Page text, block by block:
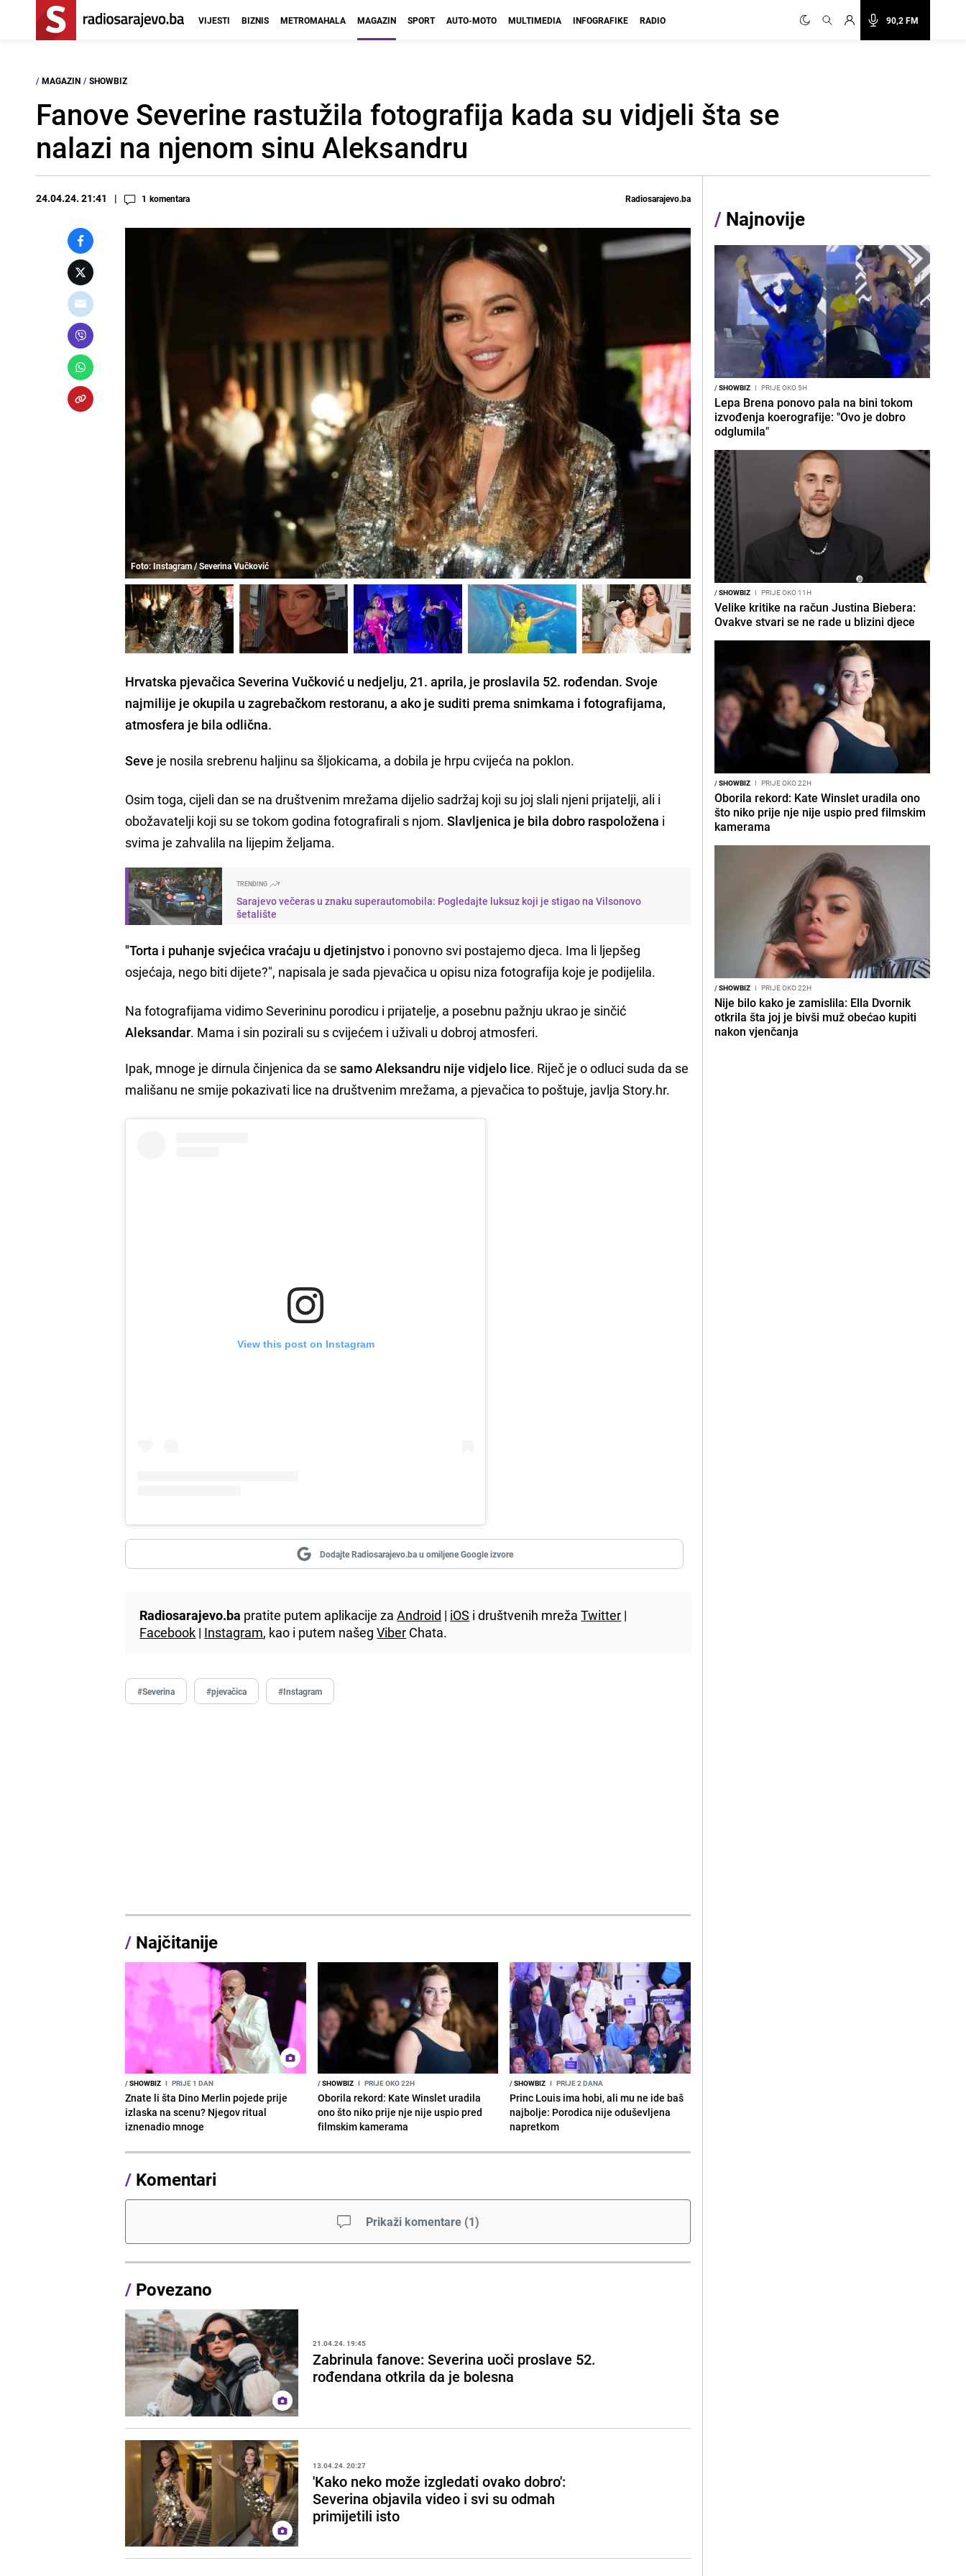
90,2 FM
VIJESTI BIZNIS METROMAHALA MAGAZIN SPORT AUTO-MOTO MULTIMEDIA INFOGRAFIKE RADIO
/ MAGAZIN / SHOWBIZ
Fanove Severine rastužila fotografija kada su vidjeli šta se
nalazi na njenom sinu Aleksandru
24.04.24. 21:41 1 komentara Radiosarajevo.ba
Foto: Instagram / Severina Vučković
Hrvatska pjevačica Severina Vučković u nedjelju, 21. aprila, je proslavila 52. rođendan. Svoje
najmilije je okupila u zagrebačkom restoranu, a ako je suditi prema snimkama i fotografijama,
atmosfera je bila odlična.
Seve je nosila srebrenu haljinu sa šljokicama, a dobila je hrpu cvijeća na poklon.
Osim toga, cijeli dan se na društvenim mrežama dijelio sadržaj koji su joj slali njeni prijatelji, ali i
obožavatelji koji su se tokom godina fotografirali s njom.Slavljenica je bila dobro raspoložena i
svima je zahvalila na lijepim željama.
TRENDING
Sarajevo večeras u znaku superautomobila: Pogledajte luksuz koji je stigao na Vilsonovo
šetalište
"Torta i puhanje svjećica vraćaju u djetinjstvo i ponovno svi postajemo djeca. Ima li ljepšeg
osjećaja, nego biti dijete?", napisala je sada pjevačica u opisu niza fotografija koje je podijelila.
Na fotografijama vidimo Severininu porodicu i prijatelje, a posebnu pažnju ukrao je sinčić
Aleksandar. Mama i sin pozirali su s cvijećem i uživali u dobroj atmosferi.
Ipak, mnoge je dirnula činjenica da se samo Aleksandru nije vidjelo lice. Riječ je o odluci suda da se
mališanu ne smije pokazivati lice na društvenim mrežama, a pjevačica to poštuje, javlja Story.hr.
View this post on Instagram
Dodajte Radiosarajevo.ba u omiljene Google izvore
Radiosarajevo.ba pratite putem aplikacije zaAndroid | iOS i društvenih mrežaTwitter |
Facebook | Instagram, kao i putem našegViber Chata.
#Severina #pjevačica #Instagram
/ Najčitanije
/SHOWBIZ I PRIJE 1 DAN
Znate li šta Dino Merlin pojede prije
izlaska na scenu? Njegov ritual
iznenadio mnoge
/SHOWBIZ I PRIJE OKO 22H
Oborila rekord: Kate Winslet uradila
ono što niko prije nje nije uspio pred
filmskim kamerama
/SHOWBIZ I PRIJE 2 DANA
Princ Louis ima hobi, ali mu ne ide baš
najbolje: Porodica nije oduševljena
napretkom
/ Komentari
Prikaži komentare (1)
/ Povezano
21.04.24. 19:45
Zabrinula fanove: Severina uoči proslave 52.
rođendana otkrila da je bolesna
13.04.24. 20:27
'Kako neko može izgledati ovako dobro':
Severina objavila video i svi su odmah
primijetili isto
/ Najnovije
/SHOWBIZ I PRIJE OKO 5H
Lepa Brena ponovo pala na bini tokom
izvođenja koerografije: "Ovo je dobro
odglumila"
/SHOWBIZ I PRIJE OKO 11H
Velike kritike na račun Justina Biebera:
Ovakve stvari se ne rade u blizini djece
/SHOWBIZ I PRIJE OKO 22H
Oborila rekord: Kate Winslet uradila ono
što niko prije nje nije uspio pred filmskim
kamerama
/SHOWBIZ I PRIJE OKO 22H
Nije bilo kako je zamislila: Ella Dvornik
otkrila šta joj je bivši muž obećao kupiti
nakon vjenčanja